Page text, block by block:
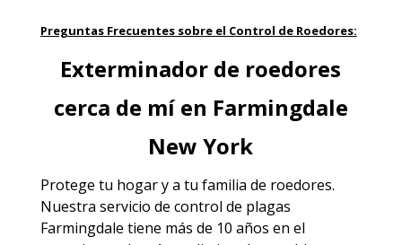
Preguntas Frecuentes sobre el Control de Roedores:
Exterminador de roedores
cerca de mí en Farmingdale
New York
Protege tu hogar y a tu familia de roedores.
Nuestra servicio de control de plagas
Farmingdale tiene más de 10 años en el